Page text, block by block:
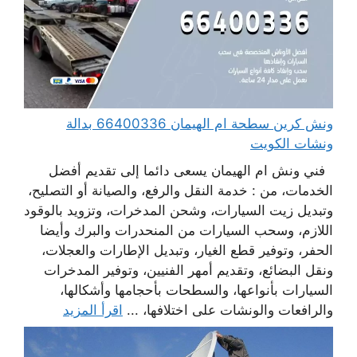
ونش كرين سطحة ام الهيمان 66400336 بدالة
ونشات الكويت
فني ونش ام الهيمان يسعى دائما إلى تقديم أفضل
الخدمات، من : خدمة النقل والرفع، والصيانة أو التصليح،
وتبديل زيت السيارات، وشحن المدخرات، وتزويد بالوقود
اللازم، وسحب السيارات من المنحدرات والبرك وأيضا
الحفر، وتوفير قطع الغيار، وتبديل الإطارات والعجلات،
ونقل البضائع، وتقديم أمهر الفنيين، وتوفير المدخرات
السيارات بأنواعها، والسطحات بأحجامها وأشكالها،
والرافعات والونشات على اختلافها، ... اقرأ المزيد